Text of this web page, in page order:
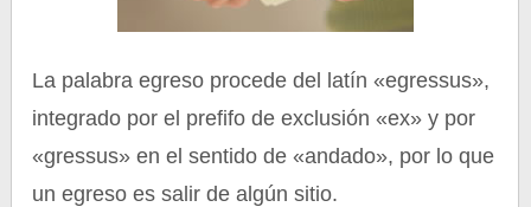
La palabra egreso procede del latín «egressus»,
integrado por el prefifo de exclusión «ex» y por
«gressus» en el sentido de «andado», por lo que
un egreso es salir de algún sitio.